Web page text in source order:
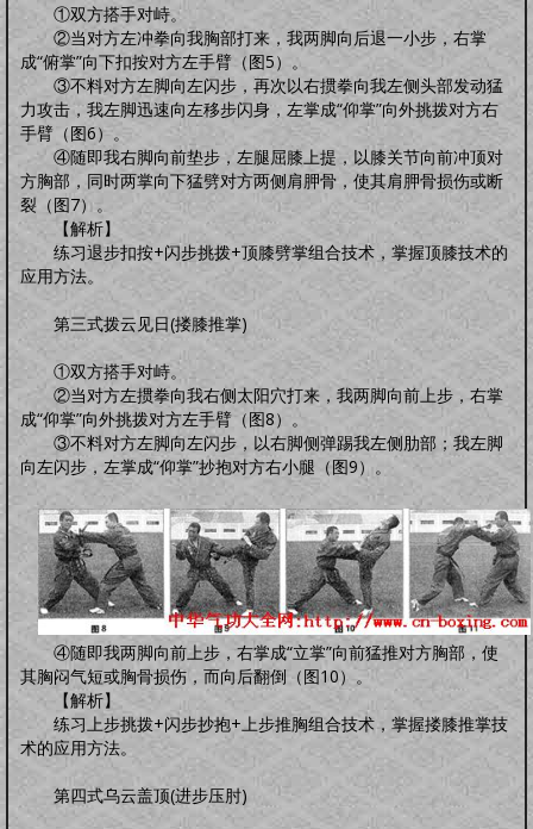
①双方搭手对峙。
②当对方左冲拳向我胸部打来，我两脚向后退一小步，右掌
成“俯掌”向下扣按对方左手臂（图5）。
③不料对方左脚向左闪步，再次以右掼拳向我左侧头部发动猛
力攻击，我左脚迅速向左移步闪身，左掌成“仰掌”向外挑拨对方右
手臂（图6）。
④随即我右脚向前垫步，左腿屈膝上提，以膝关节向前冲顶对
方胸部，同时两掌向下猛劈对方两侧肩胛骨，使其肩胛骨损伤或断
裂（图7）。
【解析】
练习退步扣按+闪步挑拨+顶膝劈掌组合技术，掌握顶膝技术的
应用方法。
第三式拨云见日(搂膝推掌)
①双方搭手对峙。
②当对方左掼拳向我右侧太阳穴打来，我两脚向前上步，右掌
成“仰掌”向外挑拨对方左手臂（图8）。
③不料对方左脚向左闪步，以右脚侧弹踢我左侧肋部；我左脚
向左闪步，左掌成“仰掌”抄抱对方右小腿（图9）。
④随即我两脚向前上步，右掌成“立掌”向前猛推对方胸部，使
其胸闷气短或胸骨损伤，而向后翻倒（图10）。
【解析】
练习上步挑拨+闪步抄抱+上步推胸组合技术，掌握搂膝推掌技
术的应用方法。
第四式乌云盖顶(进步压肘)